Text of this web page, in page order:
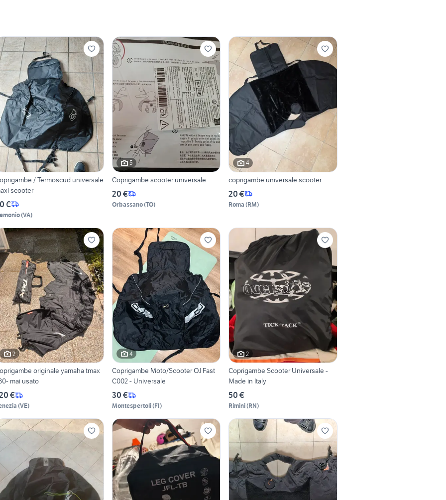
/ Termoscud universale
scooter
€
(VA)
5
Coprigambe scooter universale
20 €
Orbassano(TO)
4
coprigambe universale scooter
20 €
Roma (RM)
2
originale yamaha tmax
mai usato
€
(VE)
4
Coprigambe Moto/Scooter OJ Fast
C002 - Universale
30 €
Montespertoli(FI)
2
Coprigambe Scooter Universale -
Made in Italy
50 €
Rimini(RN)